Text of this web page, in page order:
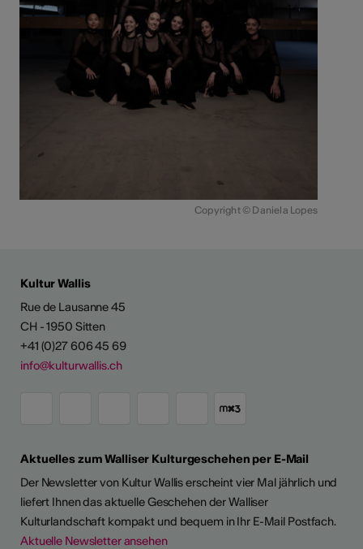
Copyright © Daniela Lopes
Kultur Wallis
Rue de Lausanne 45
CH - 1950 Sitten
+41 (0)27 606 45 69
info@kulturwallis.ch
Aktuelles zum Walliser Kulturgeschehen per E-Mail
Der Newsletter von Kultur Wallis erscheint vier Mal jährlich und
liefert Ihnen das aktuelle Geschehen der Walliser
Kulturlandschaft kompakt und bequem in Ihr E-Mail Postfach.
Aktuelle Newsletter ansehen